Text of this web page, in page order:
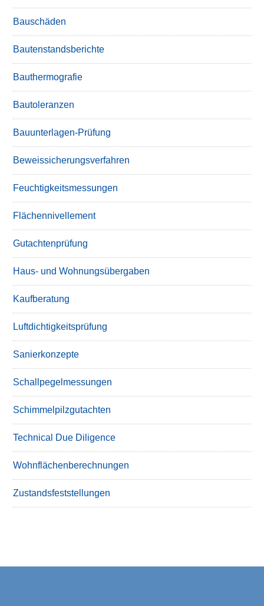
Bauschäden
Bautenstandsberichte
Bauthermografie
Bautoleranzen
Bauunterlagen-Prüfung
Beweissicherungsverfahren
Feuchtigkeitsmessungen
Flächennivellement
Gutachtenprüfung
Haus- und Wohnungsübergaben
Kaufberatung
Luftdichtigkeitsprüfung
Sanierkonzepte
Schallpegelmessungen
Schimmelpilzgutachten
Technical Due Diligence
Wohnflächenberechnungen
Zustandsfeststellungen